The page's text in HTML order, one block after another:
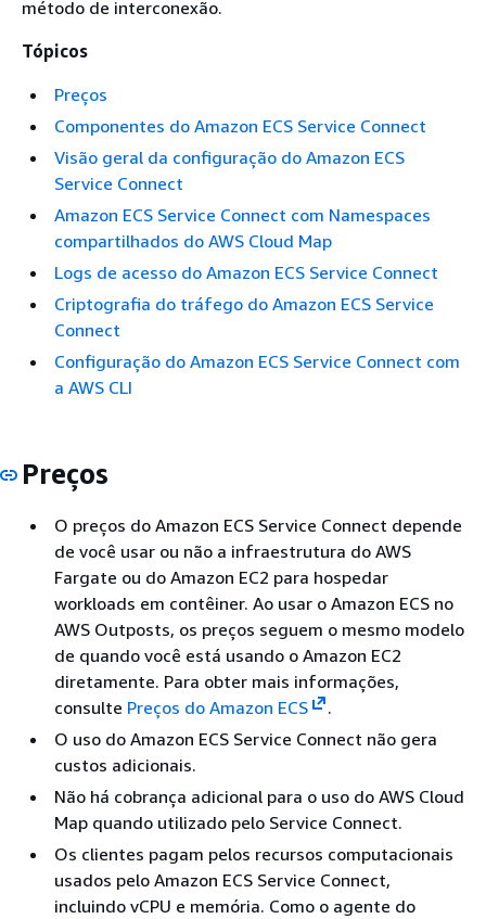
método de interconexão.
Tópicos
Preços
Componentes do Amazon ECS Service Connect
Visão geral da configuração do Amazon ECS
Service Connect
Amazon ECS Service Connect com Namespaces
compartilhados do AWS Cloud Map
Logs de acesso do Amazon ECS Service Connect
Criptografia do tráfego do Amazon ECS Service
Connect
Configuração do Amazon ECS Service Connect com
a AWS CLI
Preços
O preços do Amazon ECS Service Connect depende
de você usar ou não a infraestrutura do AWS
Fargate ou do Amazon EC2 para hospedar
workloads em contêiner. Ao usar o Amazon ECS no
AWS Outposts, os preços seguem o mesmo modelo
de quando você está usando o Amazon EC2
diretamente. Para obter mais informações,
consulte Preços do Amazon ECS
.
O uso do Amazon ECS Service Connect não gera
custos adicionais.
Não há cobrança adicional para o uso do AWS Cloud
Map quando utilizado pelo Service Connect.
Os clientes pagam pelos recursos computacionais
usados pelo Amazon ECS Service Connect,
incluindo vCPU e memória. Como o agente do